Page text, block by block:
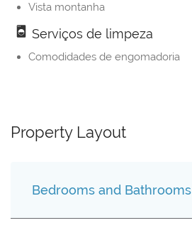
Vista montanha
Serviços de limpeza
Comodidades de engomadoria
Property Layout
Bedrooms and Bathrooms